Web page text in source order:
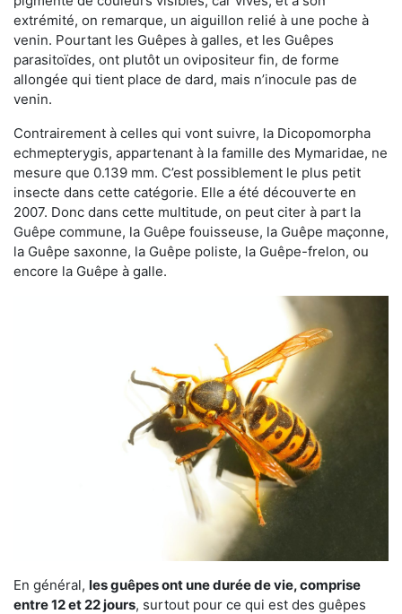
extrémité, on remarque, un aiguillon relié à une poche à
venin. Pourtant les Guêpes à galles, et les Guêpes
parasitoïdes, ont plutôt un ovipositeur fin, de forme
allongée qui tient place de dard, mais n’inocule pas de
venin.
Contrairement à celles qui vont suivre, la Dicopomorpha
echmepterygis, appartenant à la famille des Mymaridae, ne
mesure que 0.139 mm. C’est possiblement le plus petit
insecte dans cette catégorie. Elle a été découverte en
2007. Donc dans cette multitude, on peut citer à part la
Guêpe commune, la Guêpe fouisseuse, la Guêpe maçonne,
la Guêpe saxonne, la Guêpe poliste, la Guêpe-frelon, ou
encore la Guêpe à galle.
En général, les guêpes ont une durée de vie, comprise
entre 12 et 22 jours, surtout pour ce qui est des guêpes